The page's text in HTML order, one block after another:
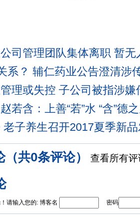
司管理团队集体离职 暂无
系？ 辅仁药业公告澄清涉
理或失控 子公司被指涉嫌
若含：上善“若”水 “含”德
老子养生召开2017夏季新
共0条评论） 查看所有
请输入您的: 博客名 密码